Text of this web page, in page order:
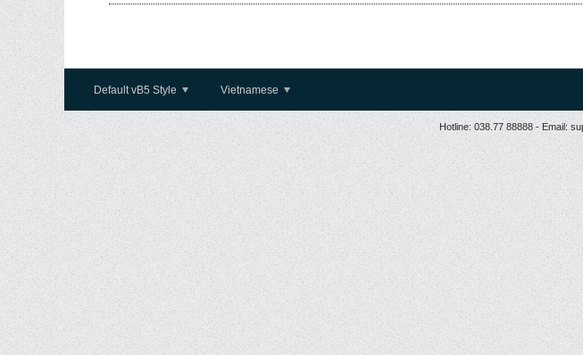
Default vB5 Style Vietnamese
Hotline: 038.77 88888 - Email: